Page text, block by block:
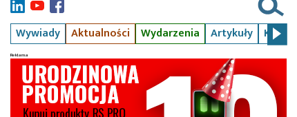
Wywiady Aktualności Wydarzenia Artykuły Kursy